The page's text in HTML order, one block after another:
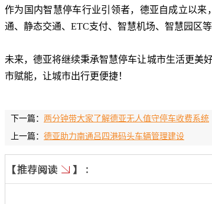
作为国内智慧停车行业引领者， 德亚自成立以来，
通、 静态交通、 ETC支付、 智慧机场、智慧园区
未来，德亚将继续秉承智慧停车让城市生活更美
市赋能， 让城市出行更便捷！
下一篇： 两分钟带大家了解德亚无人值守停车收费系统
上一篇： 德亚助力南通吕四港码头车辆管理建设